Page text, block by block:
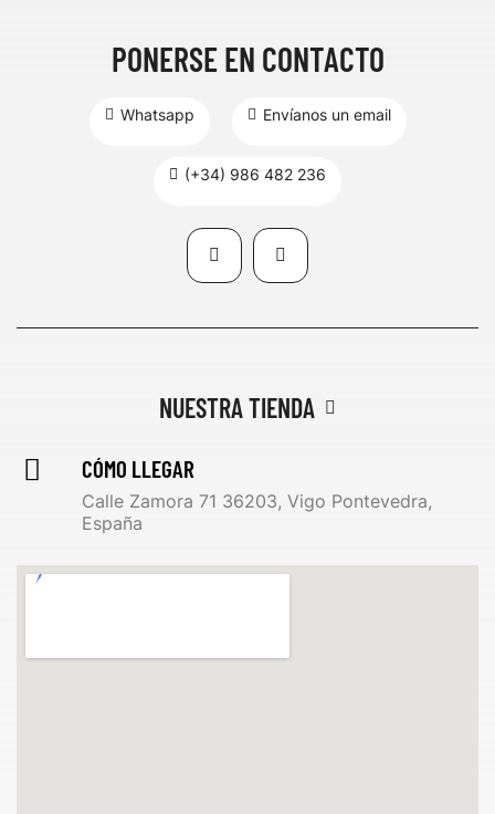
PONERSE EN CONTACTO
Whatsapp Envíanos un email
(+34) 986 482 236
NUESTRA TIENDA
CÓMO LLEGAR
Calle Zamora 71 36203, Vigo Pontevedra,
España